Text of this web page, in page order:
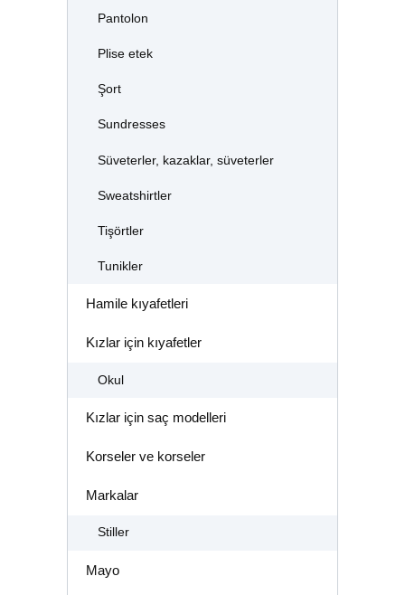
Pantolon
Plise etek
Şort
Sundresses
Süveterler, kazaklar, süveterler
Sweatshirtler
Tişörtler
Tunikler
Hamile kıyafetleri
Kızlar için kıyafetler
Okul
Kızlar için saç modelleri
Korseler ve korseler
Markalar
Stiller
Mayo